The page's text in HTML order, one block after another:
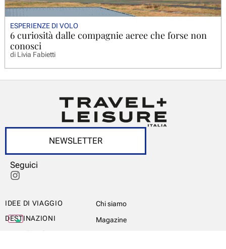
ESPERIENZE DI VOLO
6 curiosità dalle compagnie aeree che forse non
conosci
diLivia Fabietti
NEWSLETTER
Seguici
IDEE DI VIAGGIO
DESTINAZIONI
ITALY’S BEST
Chi siamo
Magazine